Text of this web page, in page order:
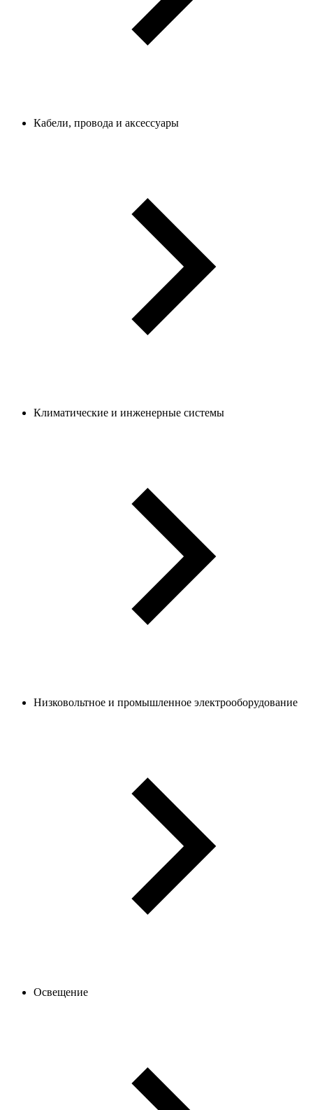
Кабели, провода и аксессуары
Климатические и инженерные системы
Низковольтное и промышленное электрооборудование
Освещение